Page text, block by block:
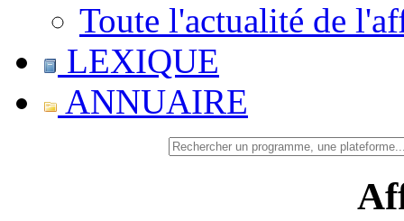
Toute l'actualité de
LEXIQUE
ANNUAIRE